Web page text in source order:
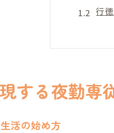
行
夜
夜
通勤時
夜
する夜勤専
活の始め方